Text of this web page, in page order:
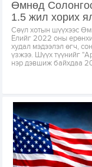
Өмнөд
1.5 жил хорих
Сөүл хотын шүүхээс
Ёлийг 2022 оны
худал мэдээлэл өгч,
үзжээ. Шүүх түүнийг
нэр дэвшиж байхдаа